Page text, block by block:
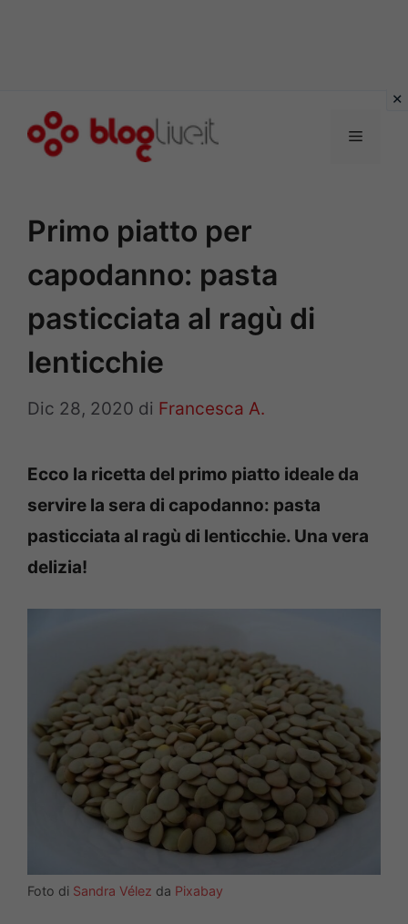
Menu
Primo piatto per
capodanno: pasta
pasticciata al ragù di
lenticchie
Dic 28, 2020 di Francesca A.
Ecco la ricetta del primo piatto ideale da
servire la sera di capodanno: pasta
pasticciata al ragù di lenticchie. Una vera
delizia!
Foto di Sandra Vélez da Pixabay